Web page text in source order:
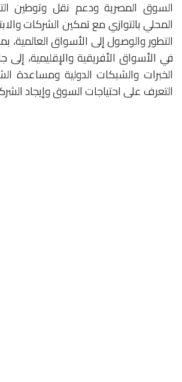
السوق المصرية ودعم نقل وتوطين
المحلي بالتوازي مع تمكين الشركات
التطور والوصول إلى الأسواق العالمية،
في الأسواق الأفريقية والإقليمية،
الخبرات والشبكات الدولية ومساعدة
التعرف على احتياجات السوق وإيجاد